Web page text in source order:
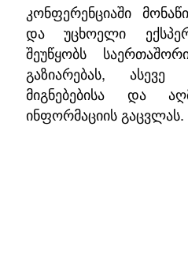
კონფერენციაში
და უცხოელი
შეუწყობს
გაზიარებას,
მიგნებებისა და
ინფორმაციის გაცვლას.